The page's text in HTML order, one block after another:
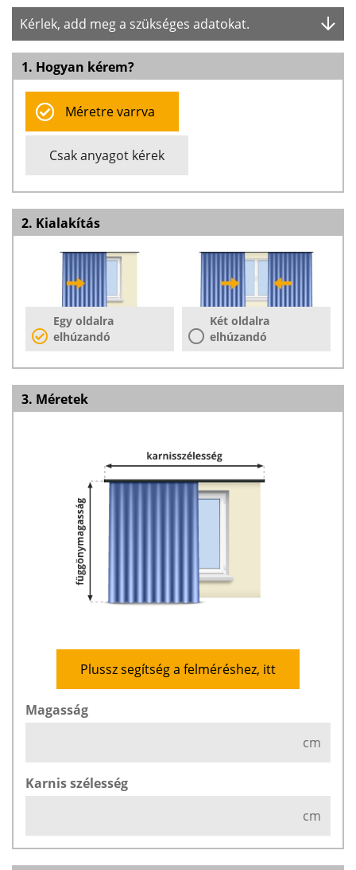
Kérlek, add meg a szükséges adatokat.
1. Hogyan kérem?
Méretre varrva
Csak anyagot kérek
2. Kialakítás
Egy oldalra
elhúzandó
Két oldalra
elhúzandó
3. Méretek
Plussz segítség a felméréshez, itt
Magasság
cm
Karnis szélesség
cm